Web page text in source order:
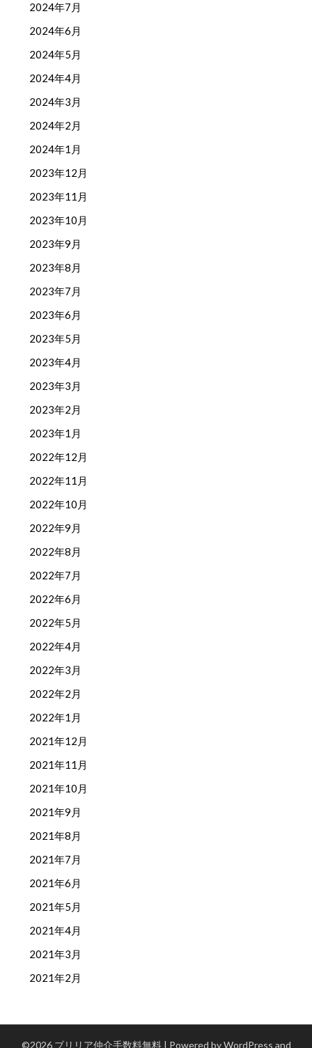
2024年7月
2024年6月
2024年5月
2024年4月
2024年3月
2024年2月
2024年1月
2023年12月
2023年11月
2023年10月
2023年9月
2023年8月
2023年7月
2023年6月
2023年5月
2023年4月
2023年3月
2023年2月
2023年1月
2022年12月
2022年11月
2022年10月
2022年9月
2022年8月
2022年7月
2022年6月
2022年5月
2022年4月
2022年3月
2022年2月
2022年1月
2021年12月
2021年11月
2021年10月
2021年9月
2021年8月
2021年7月
2021年6月
2021年5月
2021年4月
2021年3月
2021年2月
©2026 ブリリア仲介手数料無料 | Powered by WordPress and